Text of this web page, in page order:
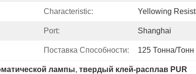
Characteristic: Yellowing
Port: Shanghai
Поставка Способности: 125 Тонна/
лампы, твердый клей-расплав PUR